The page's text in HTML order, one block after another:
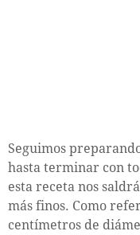
Seguimos
hasta terminar con
esta receta nos
más finos. Como
centímetros de